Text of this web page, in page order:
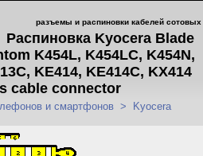
разъемы и распиновки кабелей сотовых
Распиновка Kyocera Blade
K454L, K454LC, K454N,
KE414, KE414C, KX414
cable connector
и смартфонов >
Kyocera